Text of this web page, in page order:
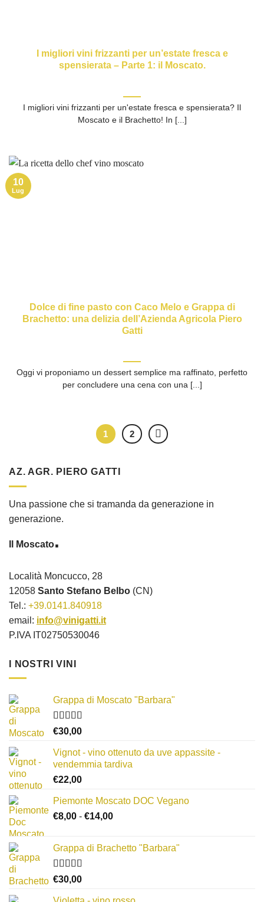
AZ. AGR. PIERO GATTI
Una passione che si tramanda da generazione in
generazione.
Il Moscato.
Località Moncucco, 28
12058 Santo Stefano Belbo (CN)
Tel.: +39.0141.840918
email: info@vinigatti.it
P.IVA IT02750530046
I NOSTRI VINI
Grappa di Moscato "Barbara"
Valutato
su 5
€30,00
Vignot - vino ottenuto da uve appassite -
vendemmia tardiva
€22,00
Piemonte Moscato DOC Vegano
€8,00 - €14,00Fascia
da
Grappa di Brachetto "Barbara"
Valutato
su 5
€30,00
I migliori vini frizzanti per un’estate fresca e
spensierata – Parte 1: il Moscato.
I migliori vini frizzanti per un'estate fresca e spensierata? Il
Moscato e il Brachetto! In [...]
Dolce di fine pasto con Caco Melo e Grappa di
Brachetto: una delizia dell’Azienda Agricola Piero
Gatti
Oggi vi proponiamo un dessert semplice ma raffinato, perfetto
per concludere una cena con una [...]
10
Lug
1 2